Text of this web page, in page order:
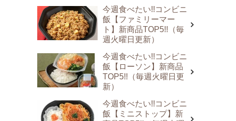
今週食べたい!!コンビニ
飯【ファミリーマー
ト】新商品TOP5!!（毎
週火曜日更新）
今週食べたい!!コンビニ
飯【ローソン】新商品
TOP5!!（毎週火曜日更
新）
今週食べたい!!コンビニ
飯【ミニストップ】新